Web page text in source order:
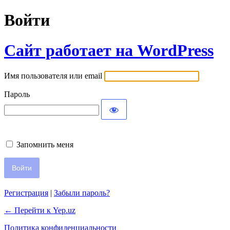
Войти
Сайт работает на WordPress
Имя пользователя или email
Пароль
Запомнить меня
Регистрация | Забыли пароль?
← Перейти к Yep.uz
Политика конфиденциальности